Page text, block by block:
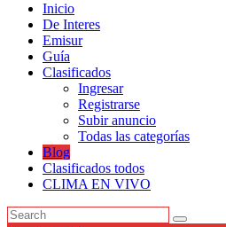
Inicio
De Interes
Emisur
Guía
Clasificados
Ingresar
Registrarse
Subir anuncio
Todas las categorías
Blog
Clasificados todos
CLIMA EN VIVO